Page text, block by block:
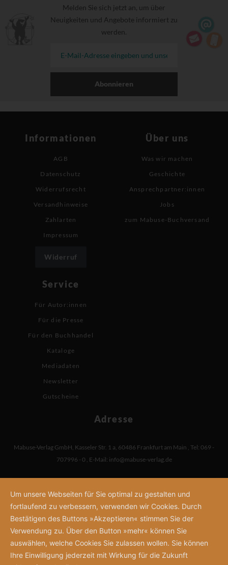
Melden Sie sich jetzt an, um über
Neuigkeiten und Angebote informiert zu
werden.
Abonnieren
Informationen
AGB
Datenschutz
Widerrufsrecht
Versandhinweise
Zahlarten
Impressum
Widerruf
Über uns
Was wir machen
Geschichte
Ansprechpartner:innen
Jobs
zum Mabuse-Buchversand
Service
Für Autor:innen
Für die Presse
Für den Buchhandel
Kataloge
Mediadaten
Newsletter
Gutscheine
Adresse
Mabuse-Verlag GmbH Kasseler Str. 1 a 60486 Frankfurt am Main Tel: 069 -
707996 - 0 E-Mail: info@mabuse-verlag.de
Um unsere Webseiten für Sie optimal zu gestalten und
fortlaufend zu verbessern, verwenden wir Cookies. Durch
Bestätigen des Buttons »Akzeptieren« stimmen Sie der
Verwendung zu. Über den Button »mehr« können Sie
auswählen, welche Cookies Sie zulassen wollen. Sie können
Ihre Einwilligung jederzeit mit Wirkung für die Zukunft